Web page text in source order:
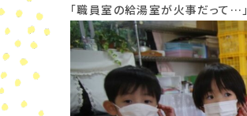
「職員室の給湯室が火事だって…」